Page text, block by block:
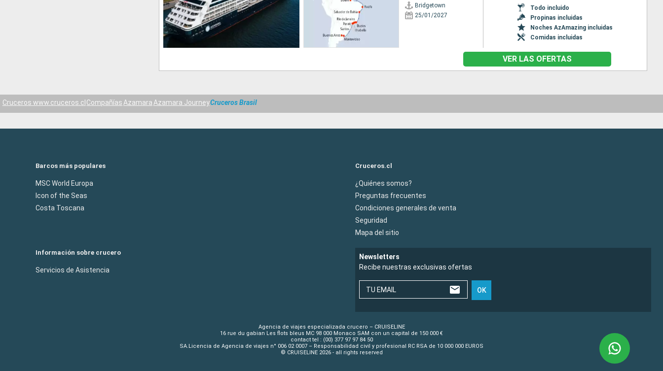
Bridgetown
25/01/2027
Todo incluido
Propinas incluidas
Noches AzAmazing incluidas
Comidas incluidas
VER LAS OFERTAS
Cruceros www.cruceros.cl CompañíasAzamaraAzamara JourneyCruceros Brasil
Barcos más populares
MSC World Europa
Icon of the Seas
Costa Toscana
Cruceros.cl
¿Quiénes somos?
Preguntas frecuentes
Condiciones generales de venta
Seguridad
Mapa del sitio
Información sobre crucero
Servicios de Asistencia
Newsletters
Recibe nuestras exclusivas ofertas
TU EMAIL OK
Agencia de viajes especializada crucero – CRUISELINE
16 rue du gabian Les flots bleus MC 98 000 Monaco SAM con un capital de 150 000 €
contact tel : (00) 377 97 97 84 50
SA.Licencia de Agencia de viajes n° 006 02 0007 – Responsabilidad civil y profesional RC RSA de 10 000 000 EUROS
© CRUISELINE 2026 - all rights reserved